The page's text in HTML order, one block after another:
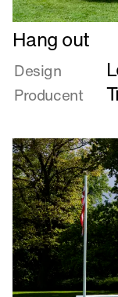
Læs
mere
om
Hang
out
Hang out
Design
Producent